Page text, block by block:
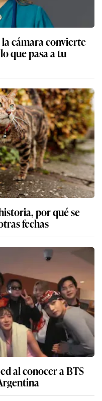
cámara convierte
que pasa a tu
por qué se
fechas
al conocer a BTS